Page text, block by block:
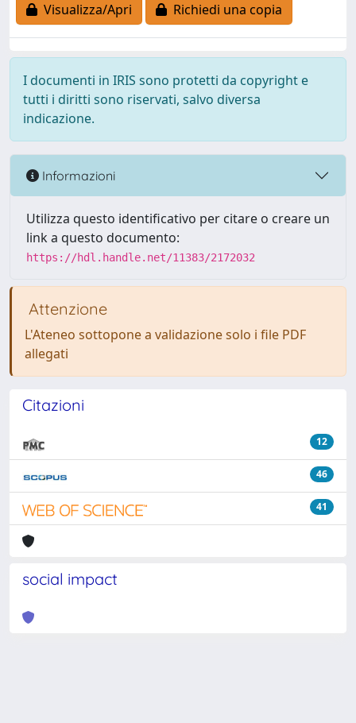
Visualizza/Apri
Richiedi una copia
I documenti in IRIS sono protetti da copyright e
tutti i diritti sono riservati, salvo diversa
indicazione.
Informazioni
Utilizza questo identificativo per citare o creare un
link a questo documento:
https://hdl.handle.net/11383/2172032
Attenzione
L'Ateneo sottopone a validazione solo i file PDF
allegati
Citazioni
12
46
41
social impact